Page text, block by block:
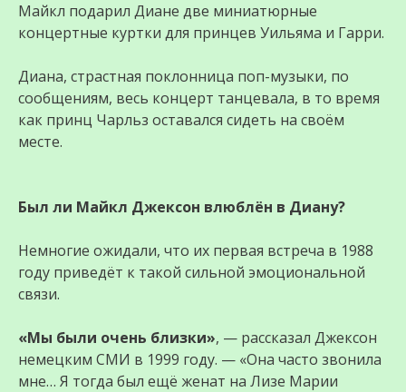
Майкл подарил Диане две миниатюрные
концертные куртки для принцев Уильяма и Гарри.
Диана, страстная поклонница поп-музыки, по
сообщениям, весь концерт танцевала, в то время
как принц Чарльз оставался сидеть на своём
месте.
Был ли Майкл Джексон влюблён в Диану?
Немногие ожидали, что их первая встреча в 1988
году приведёт к такой сильной эмоциональной
связи.
«Мы были очень близки», — рассказал Джексон
немецким СМИ в 1999 году. — «Она часто звонила
мне… Я тогда был ещё женат на Лизе Марии